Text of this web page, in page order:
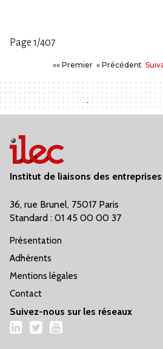
Page 1/407
«« PremierPremier
« Précédent
Institut de liaisons des
36, rue Brunel, 75017 Paris
Standard : 01 45 00 00 37
Présentation
Adhérents
Mentions légales
Contact
Suivez-nous sur les réseaux
LinkedIn
TwitterYouTube